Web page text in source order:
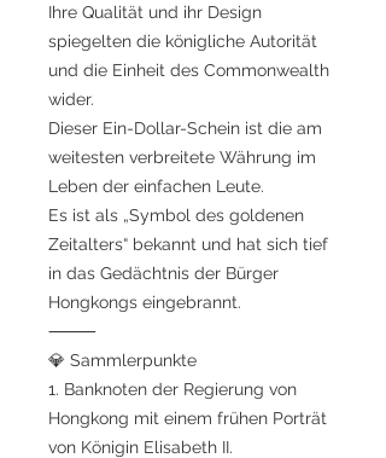
Ihre Qualität und ihr Design
spiegelten die königliche Autorität
und die Einheit des Commonwealth
wider.
Dieser Ein-Dollar-Schein ist die am
weitesten verbreitete Währung im
Leben der einfachen Leute.
Es ist als „Symbol des goldenen
Zeitalters“ bekannt und hat sich tief
in das Gedächtnis der Bürger
Hongkongs eingebrannt.
⸻
💎 Sammlerpunkte
1. Banknoten der Regierung von
Hongkong mit einem frühen Porträt
von Königin Elisabeth II.